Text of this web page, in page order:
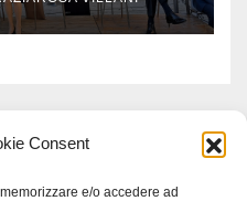
Consent
e/o accedere ad